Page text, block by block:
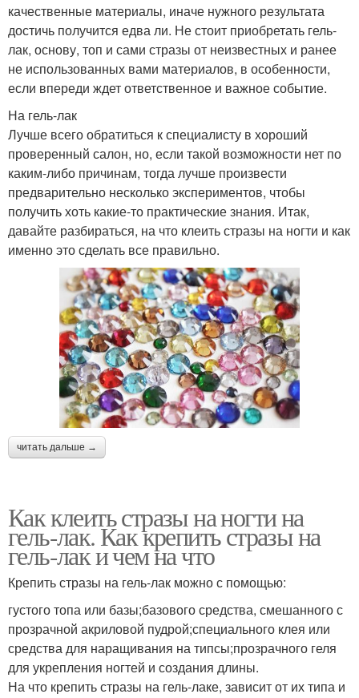
качественные материалы, иначе нужного результата
достичь получится едва ли. Не стоит приобретать гель-
лак, основу, топ и сами стразы от неизвестных и ранее
не использованных вами материалов, в особенности,
если впереди ждет ответственное и важное событие.
На гель-лак
Лучше всего обратиться к специалисту в хороший
проверенный салон, но, если такой возможности нет по
каким-либо причинам, тогда лучше произвести
предварительно несколько экспериментов, чтобы
получить хоть какие-то практические знания. Итак,
давайте разбираться, на что клеить стразы на ногти и как
именно это сделать все правильно.
читать дальше →
Как клеить стразы на ногти на
гель-лак. Как крепить стразы на
гель-лак и чем на что
Крепить стразы на гель-лак можно с помощью:
густого топа или базы;базового средства, смешанного с
прозрачной акриловой пудрой;специального клея или
средства для наращивания на типсы;прозрачного геля
для укрепления ногтей и создания длины.
На что крепить стразы на гель-лаке, зависит от их типа и